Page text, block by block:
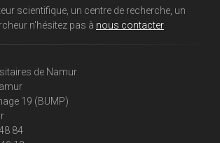
scientifique, un centre de recherche, un
n'hésitez pas à nous contacter
de Namur
19 (BUMP)
84